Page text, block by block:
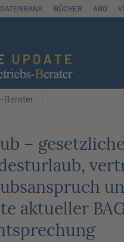
DATENBANK BÜCHER ABO
Berater
–
aktueller